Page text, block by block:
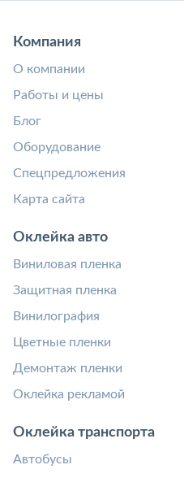
Компания
О компании
Работы и цены
Блог
Оборудование
Спецпредложения
Карта сайта
Оклейка авто
Виниловая пленка
Защитная пленка
Винилография
Цветные пленки
Демонтаж пленки
Оклейка рекламой
Оклейка транспорта
Автобусы